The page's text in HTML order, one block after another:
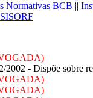
Normativas BCB ||
SISORF
2002 - Dispõe sobre